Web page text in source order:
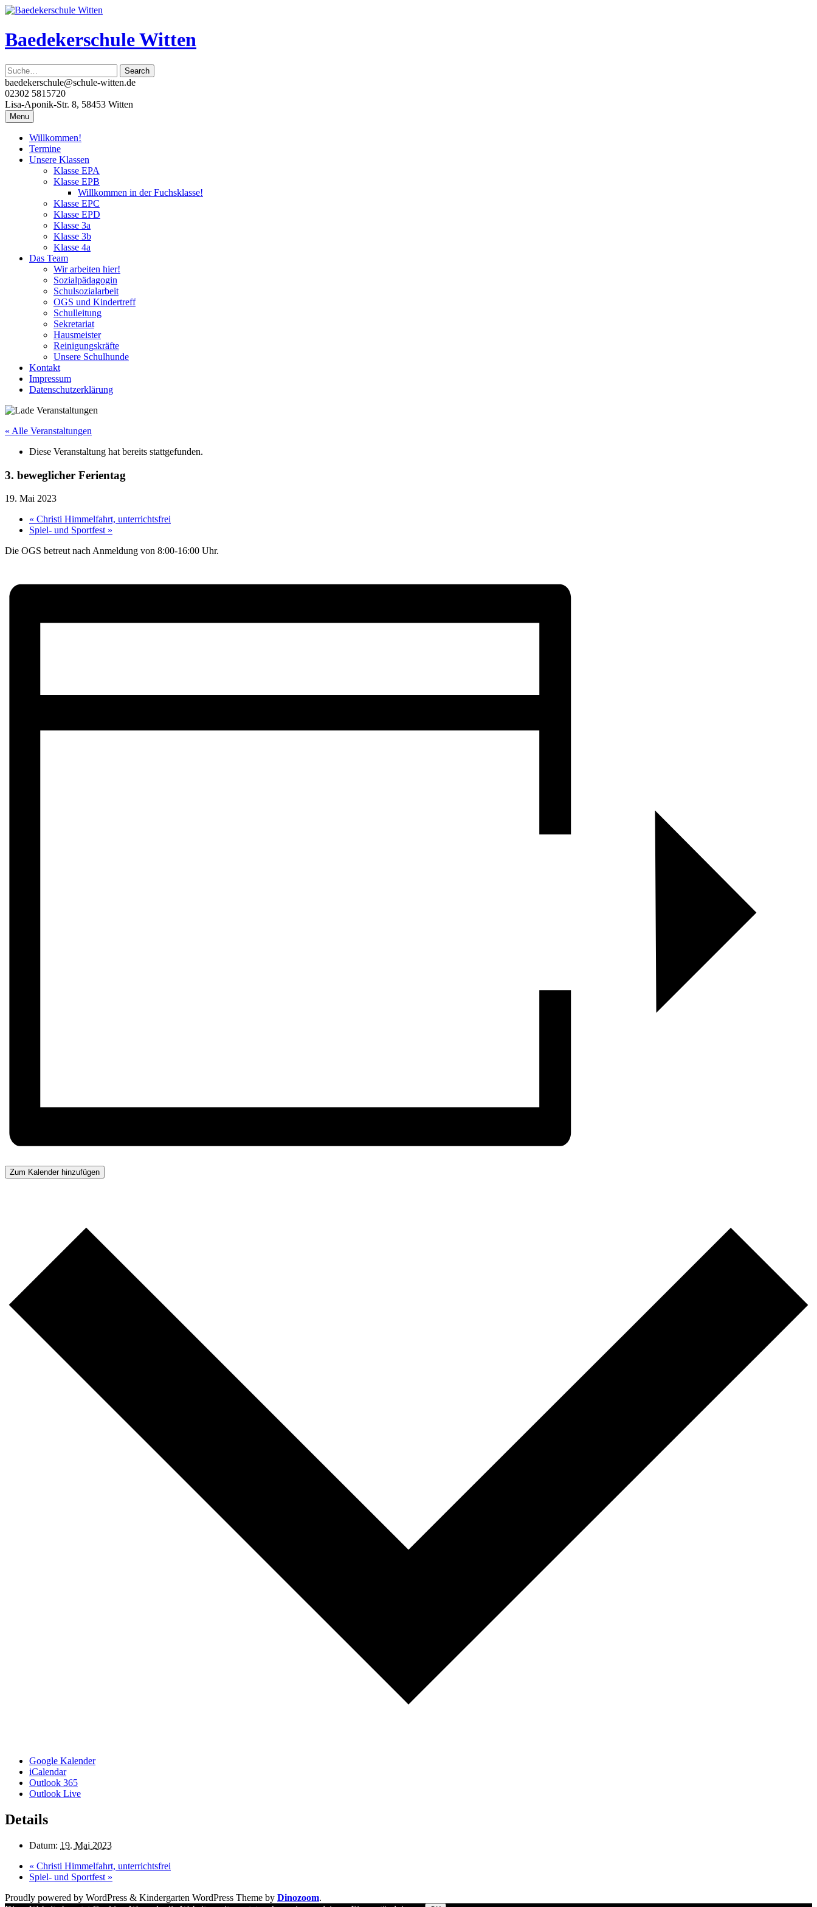
Skip
content
Baedekerschule Witten
baedekerschule@schule-witten.de
02302 5815720
Lisa-Aponik-Str. 8, 58453 Witten
Menu
Willkommen!
Termine
Unsere Klassen
Klasse EPA
Klasse EPB
Willkommen in der Fuchsklasse!
Klasse EPC
Klasse EPD
Klasse 3a
Klasse 3b
Klasse 4a
Das Team
Wir arbeiten hier!
Sozialpädagogin
Schulsozialarbeit
OGS und Kindertreff
Schulleitung
Sekretariat
Hausmeister
Reinigungskräfte
Unsere Schulhunde
Kontakt
Impressum
Datenschutzerklärung
« Alle Veranstaltungen
Diese Veranstaltung hat bereits stattgefunden.
3. beweglicher Ferientag
19. Mai 2023
« Christi Himmelfahrt, unterrichtsfrei
Spiel- und Sportfest »
Die OGS betreut nach Anmeldung von 8:00-16:00 Uhr.
Zum Kalender hinzufügen
Google Kalender
iCalendar
Outlook 365
Outlook Live
Details
Datum: 19. Mai 2023
« Christi Himmelfahrt, unterrichtsfrei
Spiel- und Sportfest »
Proudly powered by WordPress & Kindergarten WordPress Theme by Dinozoom.